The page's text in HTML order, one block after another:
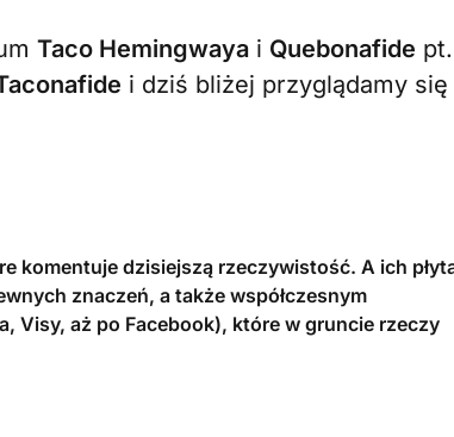
Taco Hemingwaya i Quebonafide pt.
i dziś bliżej przyglądamy się
komentuje dzisiejszą rzeczywistość. A ich
znaczeń, a także współczesnym
Visy, aż po Facebook), które w gruncie rzeczy